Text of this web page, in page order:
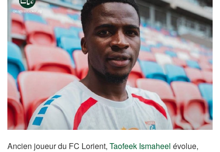
Ancien joueur du FC Lorient, Taofeek Ismaheel évolue,